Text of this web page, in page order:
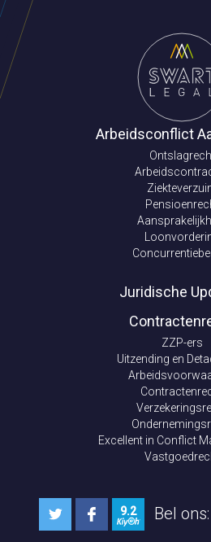
Arbeidsconflict
Juridische
ZZP-ers
Uitzending en
Excellent in Conflict
9.2 Bel